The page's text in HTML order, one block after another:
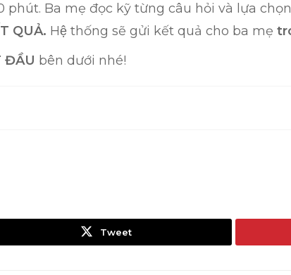
phút. Ba mẹ đọc kỹ từng câu hỏi và lựa
QUẢ. Hệ thống sẽ gửi kết quả cho ba mẹ
ĐẦU bên dưới nhé!
Tweet